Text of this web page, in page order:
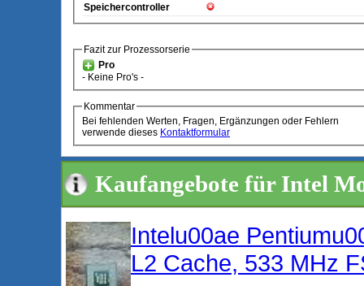
Speichercontroller
Fazit zur Prozessorserie
Pro
- Keine Pro's -
Kommentar
Bei fehlenden Werten, Fragen, Ergänzungen oder Fehlern
verwende dieses Kontaktformular
Kaufangebote für Intel
Intelu00ae
L2 Cache, 533 MHz